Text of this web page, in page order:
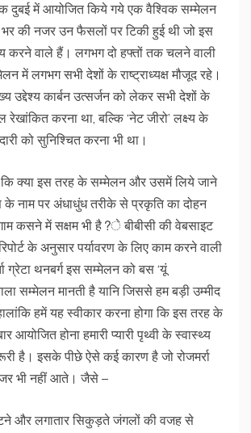
दुबई में आयोजित किये गये एक वैश्विक सम्मेलन
की नजर उन फैसलों पर टिकी हुई थी जो इस
करने वाले हैं। लगभग दो हफ्तों तक चलने वाली
में लगभग सभी देशों के राष्ट्राध्यक्ष मौजूद रहे।
उद्देश्य कार्बन उत्सर्जन को लेकर सभी देशों के
रेखांकित करना था, बल्कि ‘नेट जीरो’ लक्ष्य के
को सुनिश्चित करना भी था।
कि क्या इस तरह के सम्मेलन और उसमें लिये जाने
नाम पर अंधाधुंध तरीके से प्रकृति का दोहन
कसने में सक्षम भी है?े बीबीसी की वेबसाइट
के अनुसार पर्यावरण के लिए काम करने वाली
ग्रेटा थनबर्ग इस सम्मेलन को बस ‘यूं
सम्मेलन मानती है यानि जिससे हम बड़ी उम्मीद
हमें यह स्वीकार करना होगा कि इस तरह के
आयोजित होना हमारी प्यारी पृथ्वी के स्वास्थ्य
है। इसके पीछे ऐसे कई कारण है जो रोजमर्रा
भी नहीं आते। जैसे –
और लगातार सिकुड़ते जंगलों की वजह से